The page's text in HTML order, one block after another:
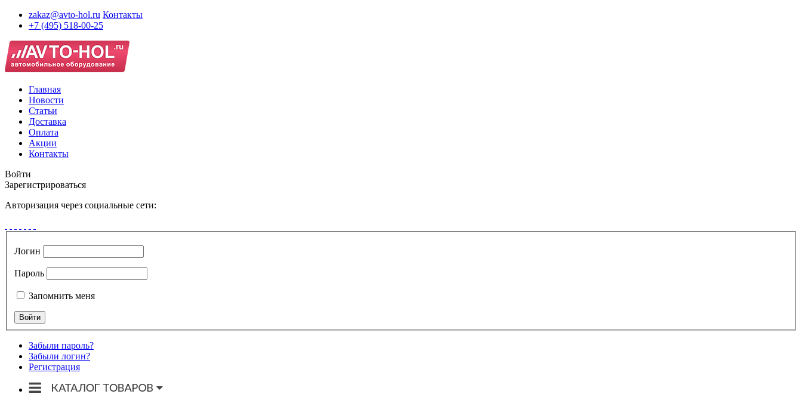
zakaz@avto-hol.ru Контакты
+7 (495) 518-00-25
Главная
Новости
Статьи
Доставка
Оплата
Акции
Контакты
Войти
Зарегистрироваться
Авторизация через социальные сети:
Логин
Пароль
Запомнить меня
Забыли пароль?
Забыли логин?
Регистрация